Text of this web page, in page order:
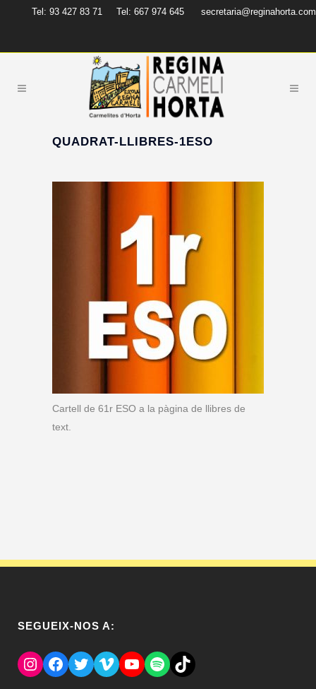
Tel: 93 427 83 71 Tel: 667 974 645 secretaria@reginahorta.com
QUADRAT-LLIBRES-1ESO
Cartell de 61r ESO a la pàgina de llibres de
text.
SEGUEIX-NOS A:
Instagram
Facebook
TwitterVimeoYouTube
SpotifyEl Tik Tok del Regina.